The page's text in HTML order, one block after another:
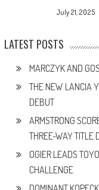
July 21, 2025
LATEST POSTS
MARCZYK AND
THE NEW LANCIA
DEBUT
ARMSTRONG
THREE-WAY TITLE
OGIER LEADS
CHALLENGE